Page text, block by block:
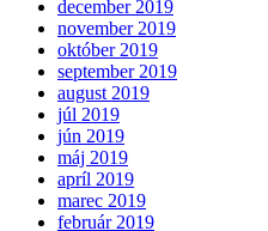
december 2019
november 2019
október 2019
september 2019
august 2019
júl 2019
jún 2019
máj 2019
apríl 2019
marec 2019
február 2019